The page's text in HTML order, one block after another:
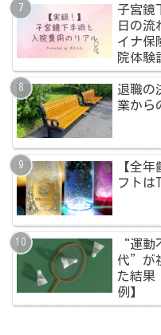
子宮鏡
日の流
イナ保
院体験
退職の
業から
【全
フトは
“運動
代”が
た結果
例】